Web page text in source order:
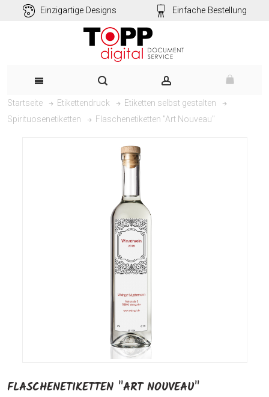
Einzigartige Designs Einfache Bestellung
Startseite Etikettendruck
Etiketten selbst gestalten
Spirituosenetiketten
Flaschenetiketten "Art Nouveau"
FLASCHENETIKETTEN "ART NOUVEAU"